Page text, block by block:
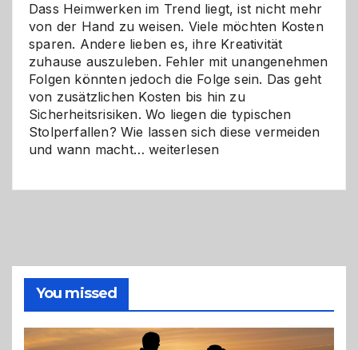
Dass Heimwerken im Trend liegt, ist nicht mehr
von der Hand zu weisen. Viele möchten Kosten
sparen. Andere lieben es, ihre Kreativität
zuhause auszuleben. Fehler mit unangenehmen
Folgen könnten jedoch die Folge sein. Das geht
von zusätzlichen Kosten bis hin zu
Sicherheitsrisiken. Wo liegen die typischen
Stolperfallen? Wie lassen sich diese vermeiden
und wann macht…Selber
richtige
Entscheidung
weiterlesen
You missed